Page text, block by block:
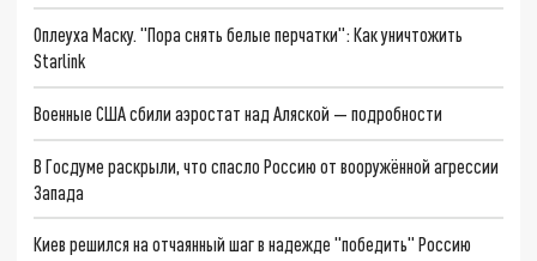
Оплеуха Маску. "Пора снять белые перчатки": Как уничтожить
Starlink
Военные США сбили аэростат над Аляской — подробности
В Госдуме раскрыли, что спасло Россию от вооружённой агрессии
Запада
Киев решился на отчаянный шаг в надежде "победить" Россию